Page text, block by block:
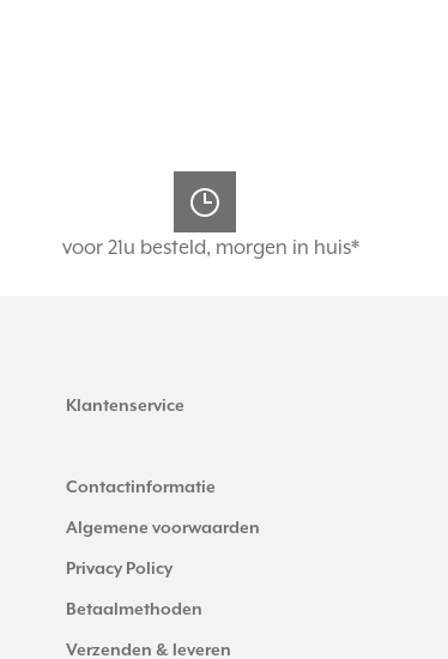
voor 21u besteld, morgen in huis*
Klantenservice
Contactinformatie
Algemene voorwaarden
Privacy Policy
Betaalmethoden
Verzenden & leveren